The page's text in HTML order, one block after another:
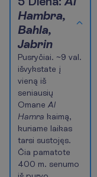
4
Hambra,
Bahla,
Jabrin
Pusryčiai. ~9 val.
išvykstate į
vieną iš
seniausių
Omane Al
Hamra kaimą,
kuriame laikas
tarsi sustojęs.
Čia pamatote
400 m. senumo